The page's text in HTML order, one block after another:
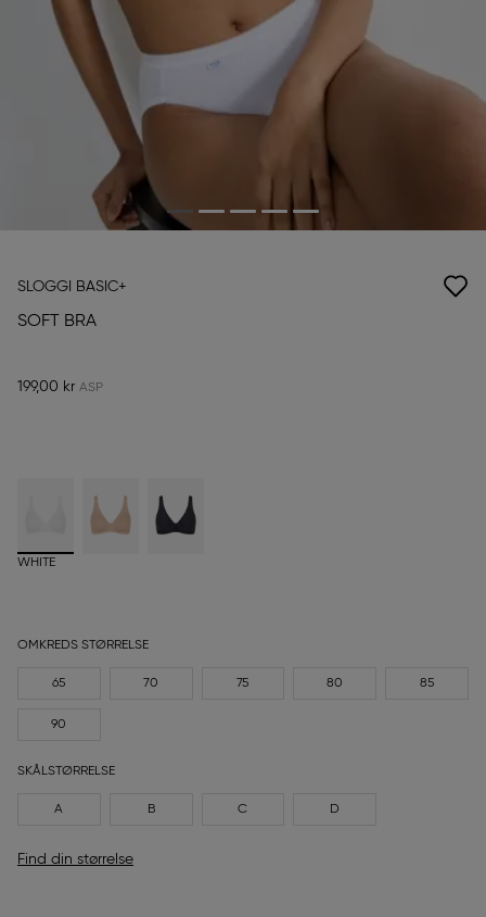
SLOGGI BASIC+
SOFT BRA
199,00 kr
WHITE
OMKREDS STØRRELSE
65 70 75 80 85
90
SKÅLSTØRRELSE
A B C D
Find din størrelse